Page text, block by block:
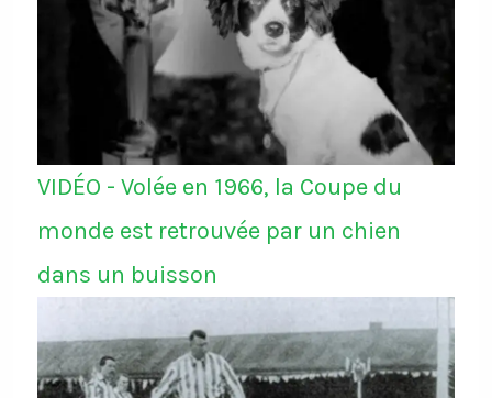
VIDÉO - Volée en 1966, la Coupe du
monde est retrouvée par un chien
dans un buisson